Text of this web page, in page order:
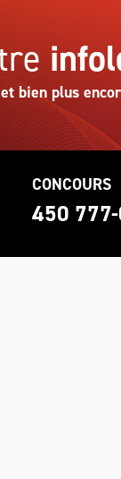
bien plus
CONCOURS
450